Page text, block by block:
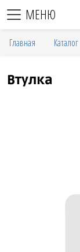
МЕНЮ
Главная Каталог
Втулка